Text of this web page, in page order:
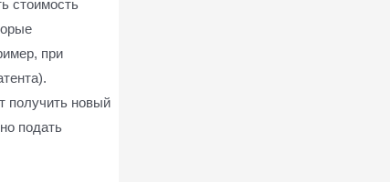
стоимость
при
получить новый
подать